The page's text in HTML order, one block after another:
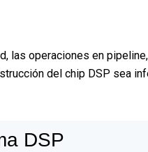
las operaciones en
del chip DSP sea
DSP